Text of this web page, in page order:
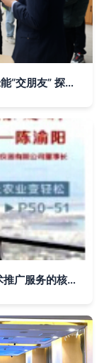
陕西交控西富分公司深入秦创原与隆基绿能“交朋友” 探索技术推广服务新路径
中国农技推广 科技兴农的重要平台与技术推广服务的核心载体